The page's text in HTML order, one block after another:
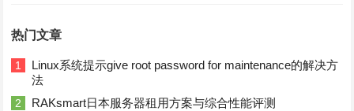
热门文章
1
Linux系统提示give root password for maintenance的解决方
法
2 RAKsmart日本服务器租用方案与综合性能评测